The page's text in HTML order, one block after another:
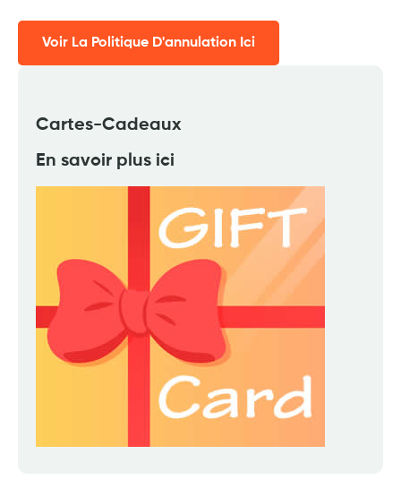
Voir La Politique D'annulation Ici
Cartes-Cadeaux
En savoir plus ici